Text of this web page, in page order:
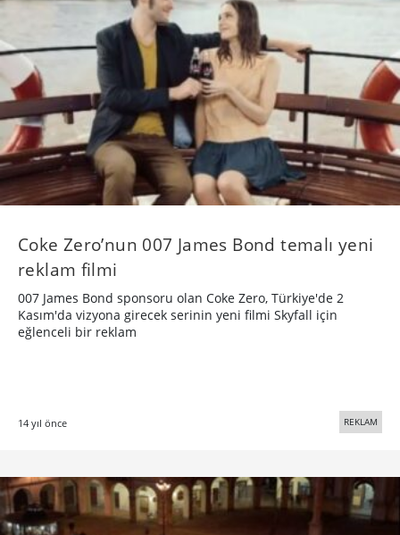
Coke Zero’nun 007 James Bond temalı yeni
reklam filmi
007 James Bond sponsoru olan Coke Zero, Türkiye'de 2
Kasım'da vizyona girecek serinin yeni filmi Skyfall için
eğlenceli bir reklam
14 yıl önce REKLAM